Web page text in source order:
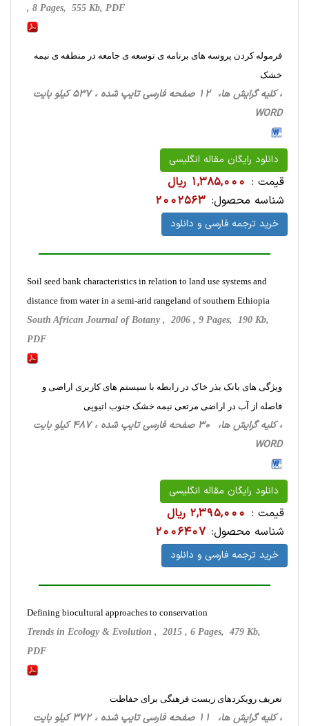
, 8 Pages, 555 Kb, PDF
فرموله کردن پروسه های برنامه ی توسعه ی جامعه در منطقه ی نیمه
خشک
، کلیه گرایش ها، 12 صفحه فارسی تایپ شده ، 537 کیلو بایت
WORD
دانلود رایگان مقاله انگلیسی
قیمت : 1,385,000 ریال
شناسه محصول: 2002563
خرید ترجمه فارسی و دانلود
Soil seed bank characteristics in relation to land use systems and
distance from water in a semi-arid rangeland of southern Ethiopia
South African Journal of Botany , 2006 , 9 Pages, 190 Kb,
PDF
ویژگی های بانک بذر خاک در رابطه با سیستم های کاربری اراضی و
فاصله از آب در اراضی مرتعی نیمه خشک جنوب اتیوپی
، کلیه گرایش ها، 30 صفحه فارسی تایپ شده ، 487 کیلو بایت
WORD
دانلود رایگان مقاله انگلیسی
قیمت : 2,395,000 ریال
شناسه محصول: 2006407
خرید ترجمه فارسی و دانلود
Defining biocultural approaches to conservation
Trends in Ecology & Evolution , 2015 , 6 Pages, 479 Kb,
PDF
تعریف رویکردهای زیست فرهنگی برای حفاظت
، کلیه گرایش ها، 11 صفحه فارسی تایپ شده ، 372 کیلو بایت